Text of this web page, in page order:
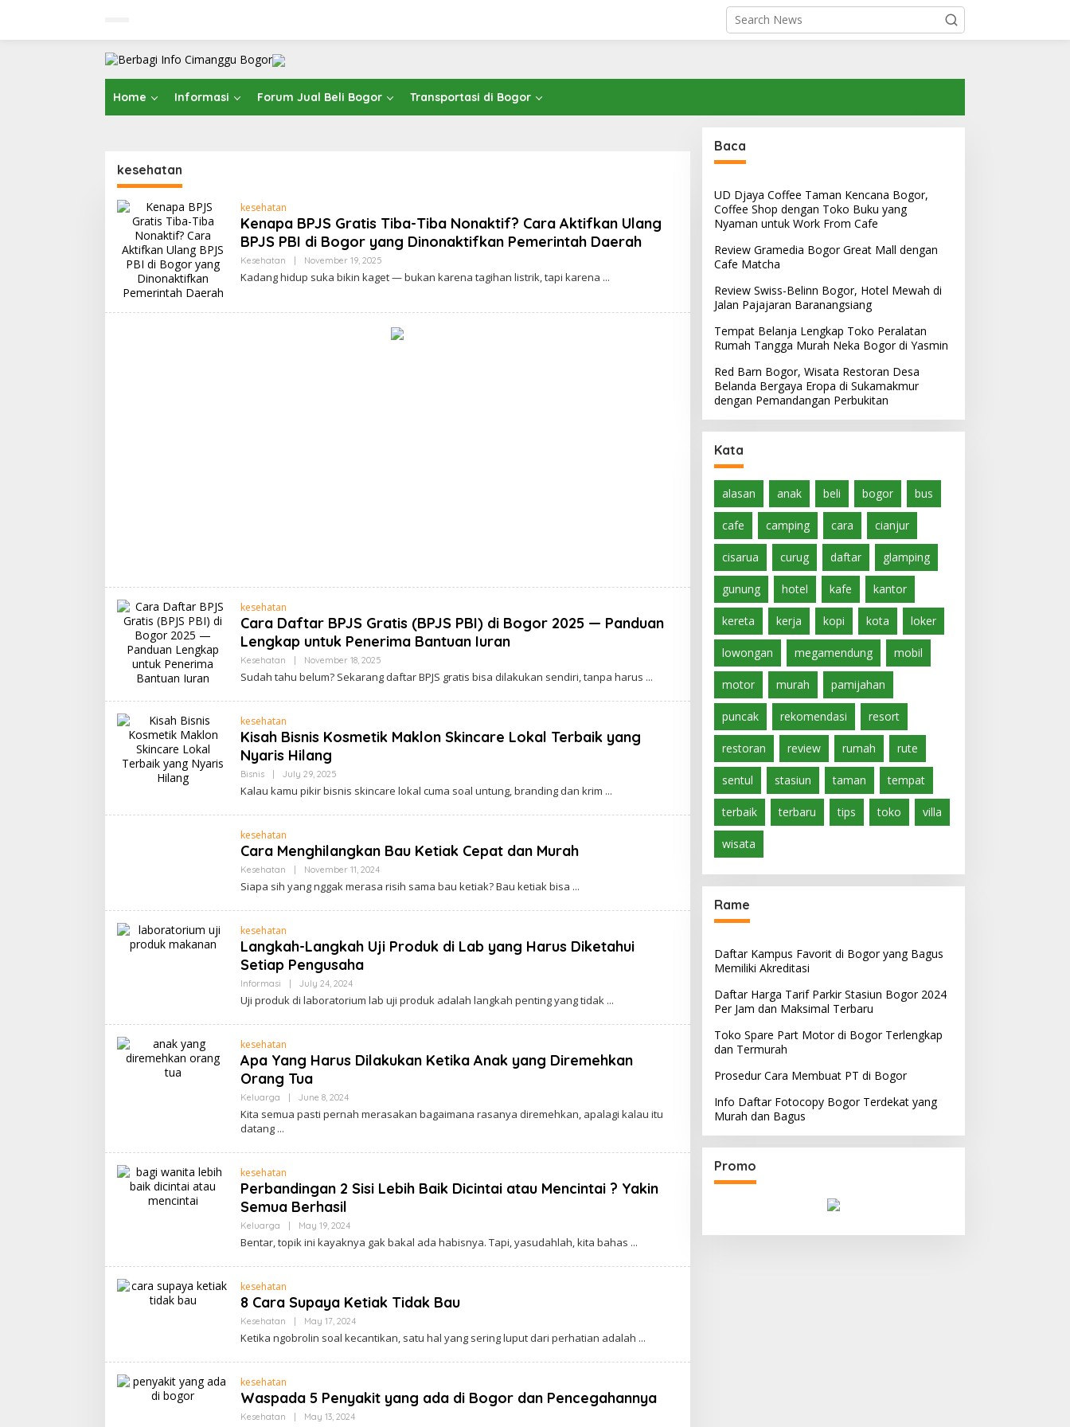
Home Informasi Forum Jual Beli Bogor Transportasi di Bogor
kesehatan
kesehatan
Kenapa BPJS Gratis Tiba-Tiba Nonaktif? Cara Aktifkan Ulang
BPJS PBI di Bogor yang Dinonaktifkan Pemerintah Daerah
Kesehatan November 19, 2025
Bogor
Kadang hidup suka bikin kaget — bukan karena tagihan listrik, tapi karena
kesehatan
Cara Daftar BPJS Gratis (BPJS PBI) di Bogor 2025 — Panduan
Lengkap untuk Penerima Bantuan Iuran
Kesehatan | November 18, 2025
Bogor
Sudah tahu belum? Sekarang daftar BPJS gratis bisa dilakukan sendiri, tanpa harus
kesehatan
Kisah Bisnis Kosmetik Maklon Skincare Lokal Terbaik yang
Nyaris Hilang
Bisnis | July 29, 2025
Bogor
Kalau kamu pikir bisnis skincare lokal cuma soal untung, branding dan krim
kesehatan
Cara Menghilangkan Bau Ketiak Cepat dan Murah
Kesehatan | November 11, 2024By
Bogor
Siapa sih yang nggak merasa risih sama bau ketiak? Bau ketiak bisa
kesehatan
Langkah-Langkah Uji Produk di Lab yang Harus Diketahui
Setiap Pengusaha
Informasi | July 24, 2024By
Bogor
Uji produk di laboratorium lab uji produk adalah langkah penting yang tidak
kesehatan
Apa Yang Harus Dilakukan Ketika Anak yang Diremehkan
Orang Tua
Keluarga | June 8, 2024By
Bogor
Kita semua pasti pernah merasakan bagaimana rasanya diremehkan, apalagi kalau itu
datang
kesehatan
Perbandingan 2 Sisi Lebih Baik Dicintai atau Mencintai ? Yakin
Semua Berhasil
Keluarga | May 19, 2024By
Bogor
Bentar, topik ini kayaknya gak bakal ada habisnya. Tapi, yasudahlah, kita bahas
kesehatan
8 Cara Supaya Ketiak Tidak Bau
Kesehatan | May 17, 2024By
Bogor
Ketika ngobrolin soal kecantikan, satu hal yang sering luput dari perhatian adalah
kesehatan
Waspada 5 Penyakit yang ada di Bogor dan Pencegahannya
Kesehatan | May 13, 2024By
Baca
UD Djaya Coffee Taman Kencana Bogor,
Coffee Shop dengan Toko Buku yang
Nyaman untuk Work From Cafe
Review Gramedia Bogor Great Mall dengan
Cafe Matcha
Review Swiss-Belinn Bogor, Hotel Mewah di
Jalan Pajajaran Baranangsiang
Tempat Belanja Lengkap Toko Peralatan
Rumah Tangga Murah Neka Bogor di Yasmin
Red Barn Bogor, Wisata Restoran Desa
Belanda Bergaya Eropa di Sukamakmur
dengan Pemandangan Perbukitan
Kata
alasan anak beli bogor bus
cafe camping cara cianjur
cisarua curug daftar glamping
gunung hotel kafe kantor
kereta kerja kopi kota loker
lowongan megamendung mobil
motor murah pamijahan
puncak rekomendasi resort
restoran review rumah rute
sentul stasiun taman tempat
terbaik terbaru tips toko villa
wisata
Rame
Daftar Kampus Favorit di Bogor yang Bagus
Memiliki Akreditasi
Daftar Harga Tarif Parkir Stasiun Bogor 2024
Per Jam dan Maksimal Terbaru
Toko Spare Part Motor di Bogor Terlengkap
dan Termurah
Prosedur Cara Membuat PT di Bogor
Info Daftar Fotocopy Bogor Terdekat yang
Murah dan Bagus
Promo